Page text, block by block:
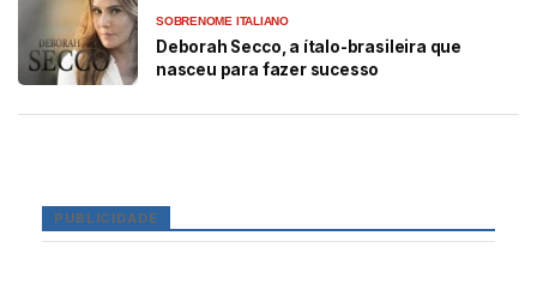
SOBRENOME ITALIANO
Deborah Secco, a ítalo-brasileira que
nasceu para fazer sucesso
PUBLICIDADE